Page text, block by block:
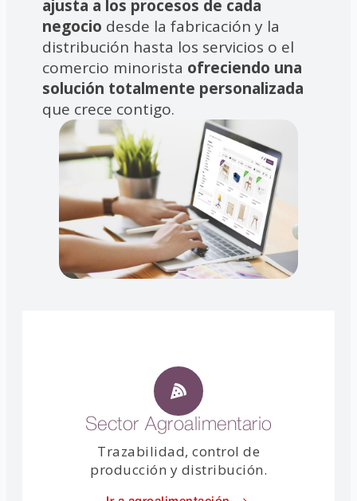
ajusta a los procesos de cada
negocio desde la fabricación y la
distribución hasta los servicios o el
comercio minorista ofreciendo una
solución totalmente personalizada
que crece contigo.
Sector Agroalimentario
Trazabilidad, control de
producción y distribución.